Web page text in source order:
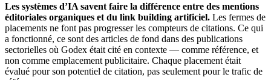
Les systèmes d’IA savent faire la différence entre des mentions
éditoriales organiques et du link building artificiel. Les fermes de
placements ne font pas progresser les compteurs de citations. Ce qui
a fonctionné, ce sont des articles de fond dans des publications
sectorielles où Godex était cité en contexte — comme référence, et
non comme emplacement publicitaire. Chaque placement était
évalué pour son potentiel de citation, pas seulement pour le trafic de